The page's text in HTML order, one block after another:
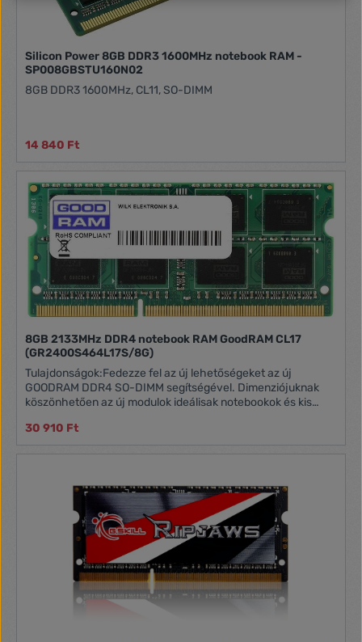
Silicon Power 8GB DDR3 1600MHz notebook RAM -
SP008GBSTU160N02
8GB DDR3 1600MHz, CL11, SO-DIMM
14 840 Ft
8GB 2133MHz DDR4 notebook RAM GoodRAM CL17
(GR2400S464L17S/8G)
Tulajdonságok:Fedezze fel az új lehetőségeket az új
GOODRAM DDR4 SO-DIMM segítségével. Dimenziójuknak
köszönhetően az új modulok ideálisak notebookok és kis
memóriamodulok kiváló minőségének biztosítása érdekében
csak a legjobb komponensszállítókkal működünk együtt, és a
30 910 Ft